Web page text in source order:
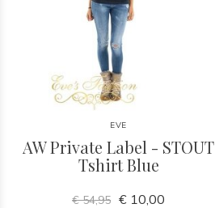
EVE
AW Private Label - STOUT
Tshirt Blue
€ 54,95 € 10,00